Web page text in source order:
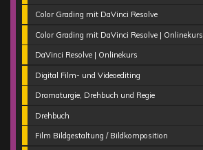
Color Grading mit DaVinci Resolve
Color Grading mit DaVinci Resolve | Onlinekurs
DaVinci Resolve | Onlinekurs
Digital Film- und Videoediting
Dramaturgie, Drehbuch und Regie
Drehbuch
Film Bildgestaltung / Bildkomposition